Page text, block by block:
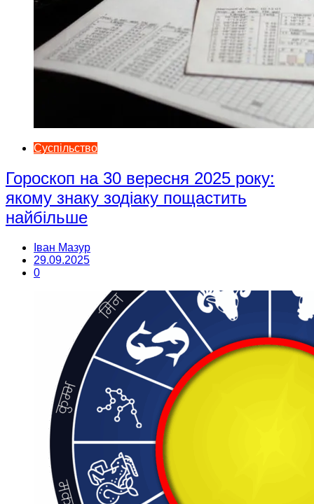
Суспільство
Гороскоп на 30 вересня 2025 року:
якому знаку зодіаку пощастить
найбільше
Іван Мазур
29.09.2025
0